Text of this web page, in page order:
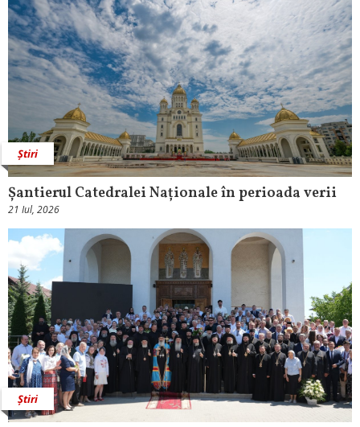
Știri
Șantierul Catedralei Naționale în perioada verii
21 Iul, 2026
Știri